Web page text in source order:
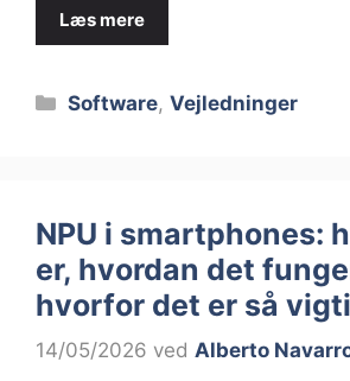
Læs mere
Kategorier
Software,Vejledninger
NPU i smartphones:
er, hvordan det
hvorfor det er så
14/05/2026 ved Alberto